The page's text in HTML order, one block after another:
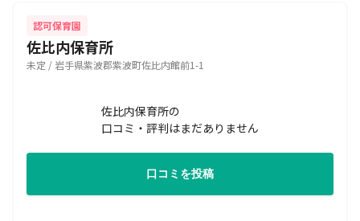
認可保育園
佐比内保育所
未定 / 岩手県紫波郡紫波町佐比内館前1-1
佐比内保育所の
口コミ・評判はまだありません
口コミを投稿